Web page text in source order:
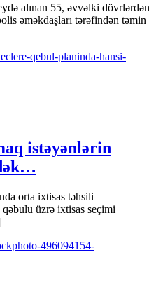
alınan 55, əvvəlki dövrlərdən
əməkdaşları tərəfindən təmin
istəyənlərin
orta ixtisas təhsili
üzrə ixtisas seçimi